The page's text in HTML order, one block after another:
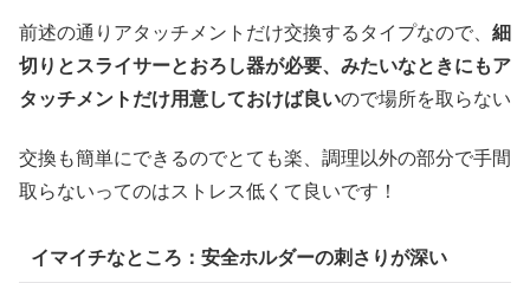
前述の通りアタッチメントだけ交換するタイプなので、 細
切りとスライサーとおろし器が必要、みたいなときにもア
タッチメントだけ用意しておけば良いので場所を取らない
交換も簡単にできるのでとても楽、調理以外の部分で手間
取らないってのはストレス低くて良いです！
イマイチなところ：安全ホルダーの刺さりが深い